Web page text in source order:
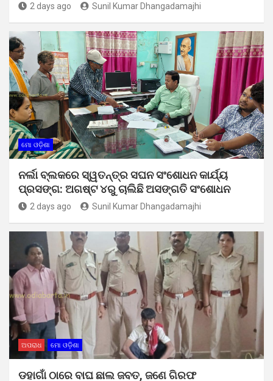
2 days ago Sunil Kumar Dhangadamajhi
ମୋ ଓଡ଼ିଶା
ନର୍ଲା ବ୍ଲକରେ ସ୍ୱତନ୍ତ୍ର ସଘନ ସଂଶୋଧନ କାର୍ଯ୍ୟ
ପ୍ରସଙ୍ଗ: ଅଗଷ୍ଟ ୪ରୁ ଚାଲିଛି ଅସଙ୍ଗତି ସଂଶୋଧନ
2 days ago Sunil Kumar Dhangadamajhi
ଅପରାଧ ମୋ ଓଡ଼ିଶା
ଡହାଗାଁ ଠାରେ ବାଘ ଛାଲ ଜବତ, ଜଣେ ଗିରଫ